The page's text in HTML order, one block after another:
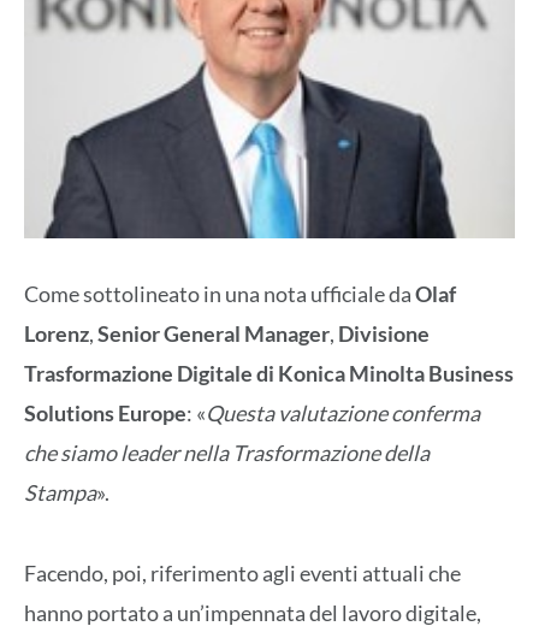
Come sottolineato in una nota ufficiale daOlaf
Lorenz,Senior General Manager, Divisione
Trasformazione Digitale di Konica Minolta Business
Solutions Europe: «Questa valutazione conferma
che siamo leader nella Trasformazione della
Stampa».
Facendo, poi, riferimento agli eventi attuali che
hanno portato a un’impennata del lavoro digitale,